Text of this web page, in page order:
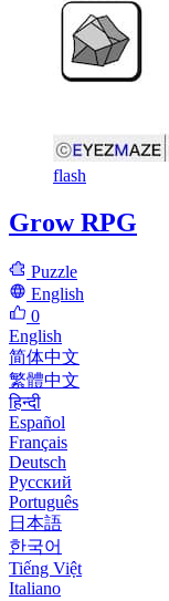
flash
Grow RPG
Puzzle
English
0
English
简体中文
繁體中文
हिन्दी
Español
Français
Deutsch
Русский
Português
日本語
한국어
Tiếng Việt
Italiano